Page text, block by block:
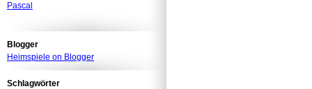
Pascal
Blogger
Heimspiele on Blogger
Schlagwörter